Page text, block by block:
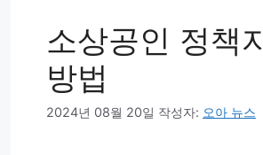
소상공인 정책
방법
2024년 08월 20일 작성자: 오아 뉴스